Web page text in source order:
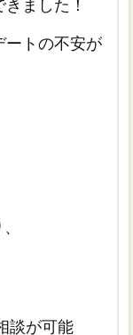
ました！
ートの不安が
談が可能